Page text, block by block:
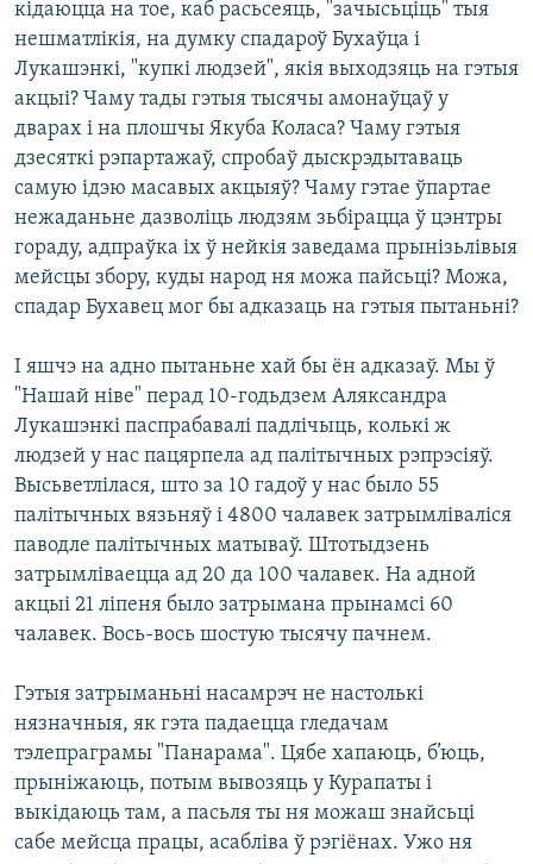
кідаюцца на тое, каб расьсеяць, "зачысьціць" тыя
нешматлікія, на думку спадароў Бухаўца і
Лукашэнкі, "купкі людзей", якія выходзяць на гэтыя
акцыі? Чаму тады гэтыя тысячы амонаўцаў у
дварах і на плошчы Якуба Коласа? Чаму гэтыя
дзесяткі рэпартажаў, спробаў дыскрэдытаваць
самую ідэю масавых акцыяў? Чаму гэтае ўпартае
нежаданьне дазволіць людзям зьбірацца ў цэнтры
гораду, адпраўка іх ў нейкія заведама прынізьлівыя
мейсцы збору, куды народ ня можа пайсьці? Можа,
спадар Бухавец мог бы адказаць на гэтыя пытаньні?
І яшчэ на адно пытаньне хай бы ён адказаў. Мы ў
"Нашай ніве" перад 10-годьдзем Аляксандра
Лукашэнкі паспрабавалі падлічыць, колькі ж
людзей у нас пацярпела ад палітычных рэпрэсіяў.
Высьветлілася, што за 10 гадоў у нас было 55
палітычных вязьняў і 4800 чалавек затрымліваліся
паводле палітычных матываў. Штотыдзень
затрымліваецца ад 20 да 100 чалавек. На адной
акцыі 21 ліпеня было затрымана прынамсі 60
чалавек. Вось-вось шостую тысячу пачнем.
Гэтыя затрыманьні насамрэч не настолькі
нязначныя, як гэта падаецца гледачам
тэлепраграмы "Панарама". Цябе хапаюць, б’юць,
прыніжаюць, потым вывозяць у Курапаты і
выкідаюць там, а пасьля ты ня можаш знайсьці
сабе мейсца працы, асабліва ў рэгіёнах. Ужо ня